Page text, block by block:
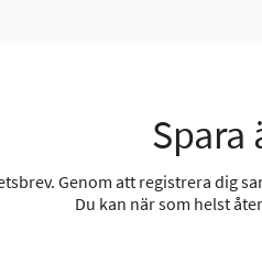
Genom att registrera dig
Du kan när som helst